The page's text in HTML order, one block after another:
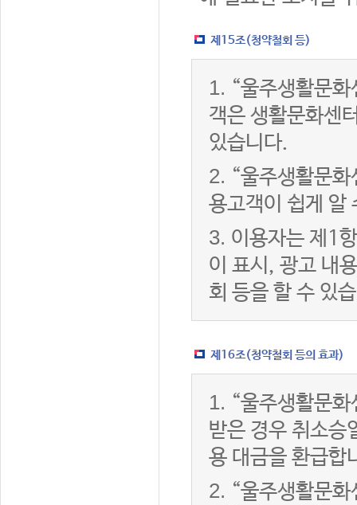
제15조(청약철회 등)
1. “울주생활문
객은 생활문화센
있습니다.
2. “울주생활문
용고객이 쉽게 알
3. 이용자는 제1
이 표시, 광고 내
회 등을 할 수 있
제16조(청약철회 등의 효과)
1. “울주생활문
받은 경우 취소승
용 대금을 환급합
2. “울주생활문